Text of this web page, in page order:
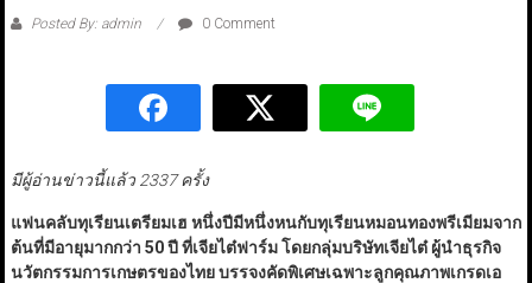
Posted By: admin 0 Comment
มีผู้อ่านข่าวนี้แล้ว 2337 ครั้ง
แฟนคลับทุเรียนเตรียมเฮ หนึ่งปีมีหนึ่งหนกับทุเรียนหมอนทองพรีเมียมจาก
ต้นที่มีอายุมากกว่า 50 ปี ที่เจียไต๋ฟาร์ม โดยกลุ่มบริษัทเจียไต๋ ผู้นำธุรกิจ
นวัตกรรมการเกษตรของไทย บรรจงคัดพิเศษเฉพาะลูกคุณภาพเกรดเอ